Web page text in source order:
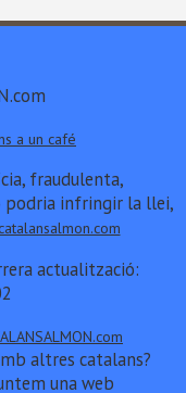
a un café
fraudulenta,
podria infringir la llei,
actualització:
altres catalans?
una web